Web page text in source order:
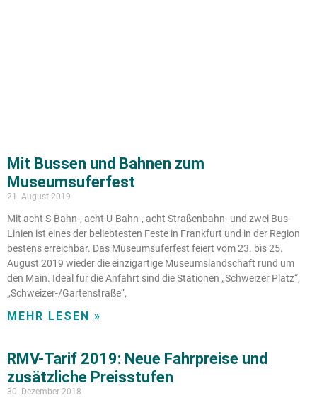
Mit Bussen und Bahnen zum
Museumsuferfest
21. August 2019
Mit acht S-Bahn-, acht U-Bahn-, acht Straßenbahn- und zwei Bus-
Linien ist eines der beliebtesten Feste in Frankfurt und in der Region
bestens erreichbar. Das Museumsuferfest feiert vom 23. bis 25.
August 2019 wieder die einzigartige Museumslandschaft rund um
den Main. Ideal für die Anfahrt sind die Stationen „Schweizer Platz“,
„Schweizer-/Gartenstraße“,
MEHR LESEN »
RMV-Tarif 2019: Neue Fahrpreise und
zusätzliche Preisstufen
30. Dezember 2018